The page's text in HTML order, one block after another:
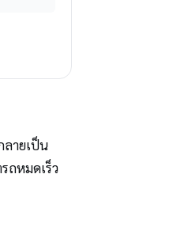
ายเป็น
ถหมดเร็ว